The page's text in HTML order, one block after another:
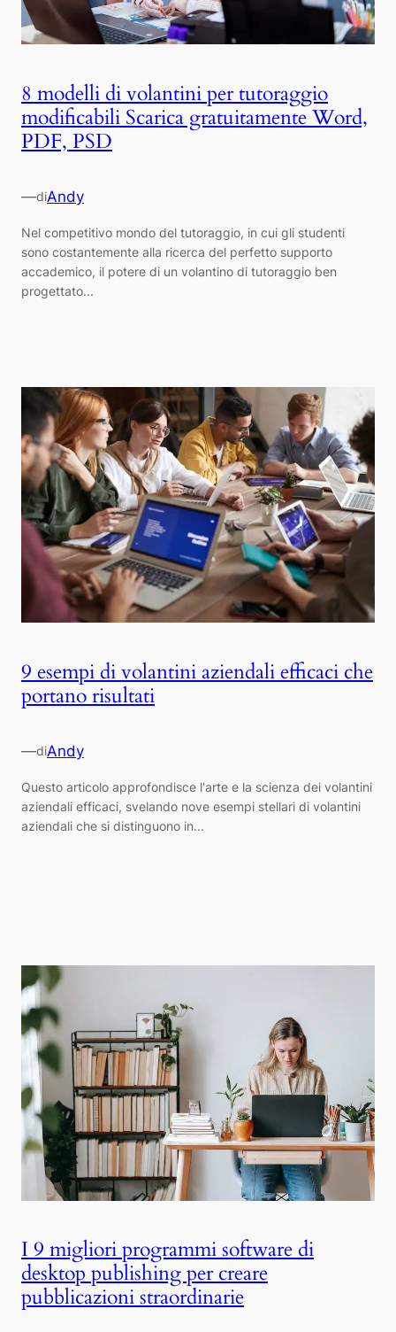
8 modelli di volantini per tutoraggio
modificabili Scarica gratuitamente Word,
PDF, PSD
—diAndy
Nel competitivo mondo del tutoraggio, in cui gli studenti
sono costantemente alla ricerca del perfetto supporto
accademico, il potere di un volantino di tutoraggio ben
progettato...
9 esempi di volantini aziendali efficaci che
portano risultati
—diAndy
Questo articolo approfondisce l'arte e la scienza dei volantini
aziendali efficaci, svelando nove esempi stellari di volantini
aziendali che si distinguono in...
I 9 migliori programmi software di
desktop publishing per creare
pubblicazioni straordinarie